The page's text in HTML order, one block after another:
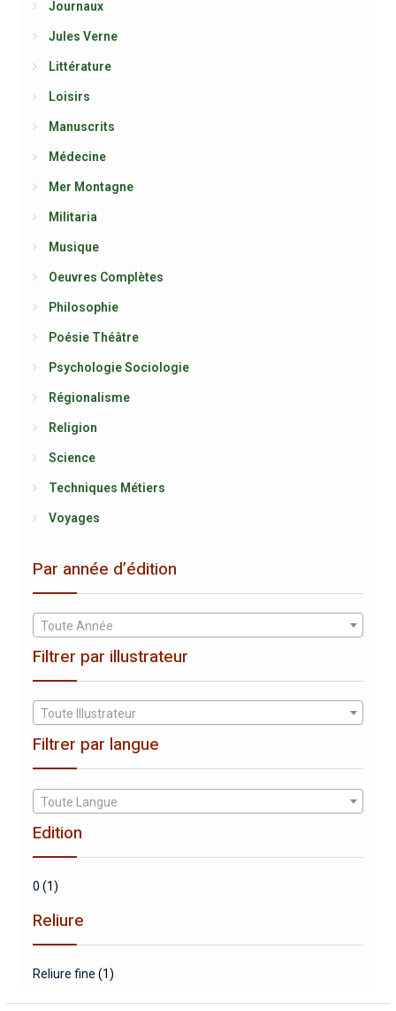
Journaux
Jules Verne
Littérature
Loisirs
Manuscrits
Médecine
Mer Montagne
Militaria
Musique
Oeuvres Complètes
Philosophie
Poésie Théâtre
Psychologie Sociologie
Régionalisme
Religion
Science
Techniques Métiers
Voyages
Par année d’édition
Toute Année
Filtrer par illustrateur
Toute Illustrateur
Filtrer par langue
Toute Langue
Edition
0 (1)
Reliure
Reliure fine (1)